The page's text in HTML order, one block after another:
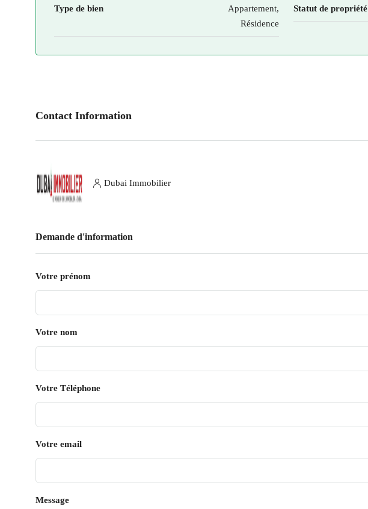
Type de bien
Appartement,
Résidence
Statut de propriété
Contact Information
Dubai Immobilier
Demande d'information
Votre prénom
Votre nom
Votre Téléphone
Votre email
Message